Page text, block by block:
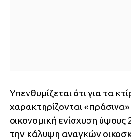
Υπενθυμίζεται ότι για τα
χαρακτηρίζονται
οικονομική ενίσχυση ύψους
την κάλυψη αναγκών